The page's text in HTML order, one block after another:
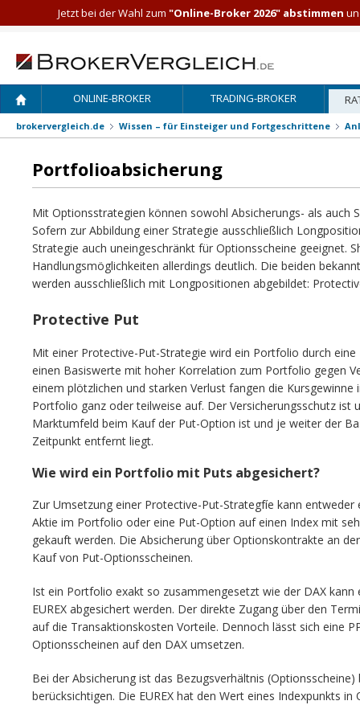
ONLINE-BROKER TRADING-BROKER
brokervergleich.de Wissen – für Einsteiger und Fortgeschrittene
Portfolioabsicherung
Mit Optionsstrategien können sowohl Absicherungs- als auch
Sofern zur Abbildung einer Strategie ausschließlich
Strategie auch uneingeschränkt für Optionsscheine geeignet.
Handlungsmöglichkeiten allerdings deutlich. Die beiden
werden ausschließlich mit Longpositionen abgebildet:
Protective Put
Mit einer Protective-Put-Strategie wird ein Portfolio durch
einen Basiswerte mit hoher Korrelation zum Portfolio gegen
einem plötzlichen und starken Verlust fangen die
Portfolio ganz oder teilweise auf. Der Versicherungsschutz ist
Marktumfeld beim Kauf der Put-Option ist und je weiter der
Zeitpunkt entfernt liegt.
Wie wird ein Portfolio mit Puts abgesichert?
Zur Umsetzung einer Protective-Put-Strategfíe kann
Aktie im Portfolio oder eine Put-Option auf einen Index mit
gekauft werden. Die Absicherung über Optionskontrakte an
Kauf von Put-Optionsscheinen.
Ist ein Portfolio exakt so zusammengesetzt wie der DAX
EUREX abgesichert werden. Der direkte Zugang über den
auf die Transaktionskosten Vorteile. Dennoch lässt sich eine
Optionsscheinen auf den DAX umsetzen.
Bei der Absicherung ist das Bezugsverhältnis
berücksichtigen. Die EUREX hat den Wert eines Indexpunkts
Jetzt bei der Wahl zum "Online-Broker 2026" abstimmen